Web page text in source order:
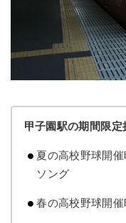
甲子園駅の期間限定
夏の高校野球開
ソング
春の高校野球開